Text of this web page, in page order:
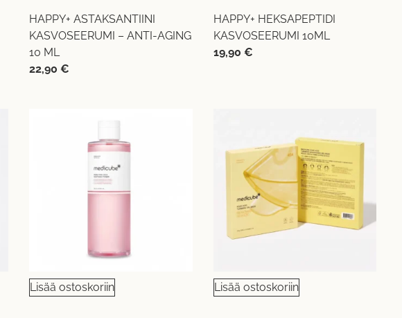
HAPPY+ ASTAKSANTIINI
KASVOSEERUMI – ANTI-AGING
10 ML
22,90€
HAPPY+ HEKSAPEPTIDI
KASVOSEERUMI 10ML
19,90 €
Lisää ostoskoriin Lisää ostoskoriin